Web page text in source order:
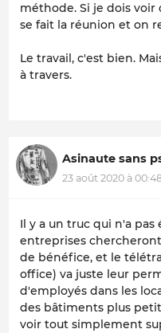
méthode. Si je dois voir
se fait la réunion et on
Le travail, c'est bien.
à travers.
Asinaute sans
23 août 2020 à
Il y a un truc qui n'a
entreprises
de bénéfice, et le
office) va juste leur
d'employés dans les
des bâtiments plus
voir tout simplement